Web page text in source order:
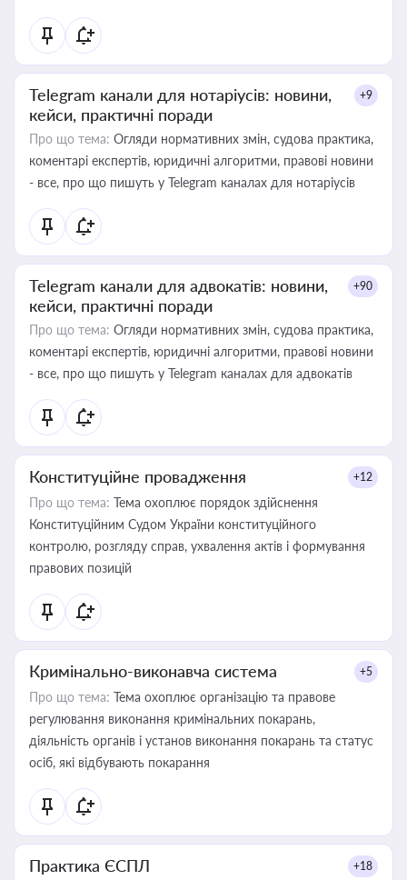
Telegram канали для нотаріусів: новини,
кейси, практичні поради
+9
Про що тема: Огляди нормативних змін, судова практика,
коментарі експертів, юридичні алгоритми, правові новини
- все, про що пишуть у Telegram каналах для нотаріусів
Telegram канали для адвокатів: новини,
кейси, практичні поради
+90
Про що тема: Огляди нормативних змін, судова практика,
коментарі експертів, юридичні алгоритми, правові новини
- все, про що пишуть у Telegram каналах для адвокатів
Конституційне провадження +12
Про що тема: Тема охоплює порядок здійснення
Конституційним Судом України конституційного
контролю, розгляду справ, ухвалення актів і формування
правових позицій
Кримінально-виконавча система +5
Про що тема: Тема охоплює організацію та правове
регулювання виконання кримінальних покарань,
діяльність органів і установ виконання покарань та статус
осіб, які відбувають покарання
Практика ЄСПЛ +18